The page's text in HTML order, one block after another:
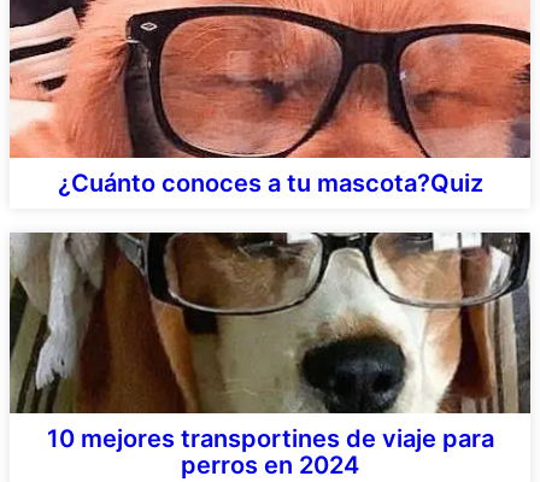
¿Cuánto conoces a tu mascota?Quiz
10 mejores transportines de viaje para
perros en 2024